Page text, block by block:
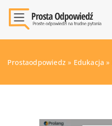
Prostaodpowiedz » Edukacja »